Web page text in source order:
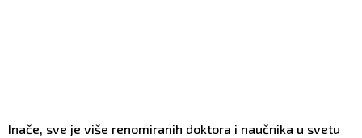
Inače, sve je više renomiranih doktora i naučnika u svetu